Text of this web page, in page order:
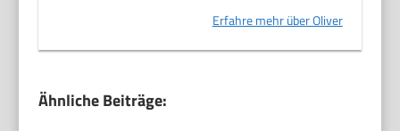
Erfahre mehr über Oliver
Ähnliche Beiträge: